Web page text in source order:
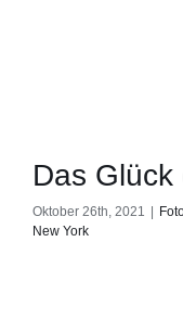
Das
Oktober 26th, 2021 |
New York